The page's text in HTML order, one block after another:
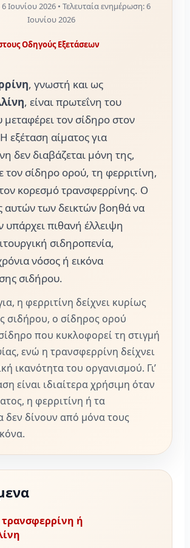
6 Ιουνίου 2026• Τελευταία ενημέρωση:6
Ιουνίου 2026
Οδηγούς Εξετάσεων
, γνωστή και ως
, είναι πρωτεΐνη του
μεταφέρει τον σίδηρο στον
εξέταση αίματος για
δεν διαβάζεται μόνη της,
τον σίδηρο ορού, τη φερριτίνη,
κορεσμό τρανσφερρίνης. Ο
αυτών των δεικτών βοηθά να
υπάρχει πιθανή έλλειψη
σιδηροπενία,
νόσος ή εικόνα
σιδήρου.
η φερριτίνη δείχνει κυρίως
σιδήρου, ο σίδηρος ορού
που κυκλοφορεί τη στιγμή
ενώ η τρανσφερρίνη δείχνει
ικανότητα του οργανισμού. Γι’
είναι ιδιαίτερα χρήσιμη όταν
η φερριτίνη ή τα
δίνουν από μόνα τους
τρανσφερρίνη ή